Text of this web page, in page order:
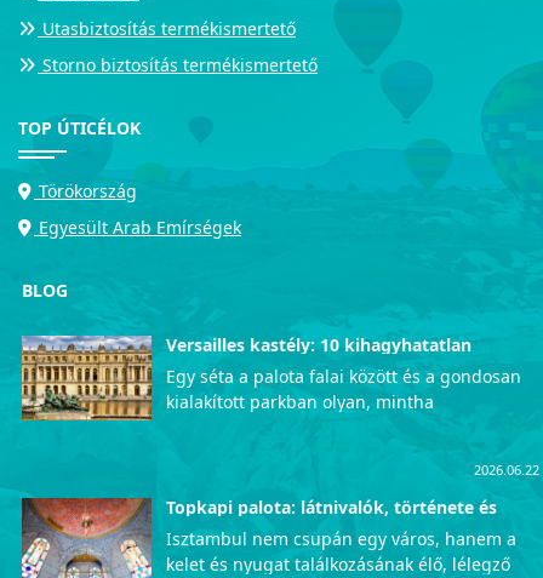
Utasbiztosítás termékismertető
Storno biztosítás termékismertető
TOP ÚTICÉLOK
Törökország
Egyesült Arab Emírségek
BLOG
Versailles kastély: 10 kihagyhatatlan
látnivaló
Egy séta a palota falai között és a gondosan
kialakított parkban olyan, mintha
francia udvar fényűző mindennapjaiba. Azok
számára, akik szeretnék személyesen is
megtapasztalni ezt az uralkodói pompát, a
lenyűgöző Versailles-i kastély garantáltan
életre szóló, mély kulturális élményekkel
2026.06.22
Topkapi palota: látnivalók, története és
érdekességek
Isztambul nem csupán egy város, hanem a
kelet és nyugat találkozásának élő, lélegző